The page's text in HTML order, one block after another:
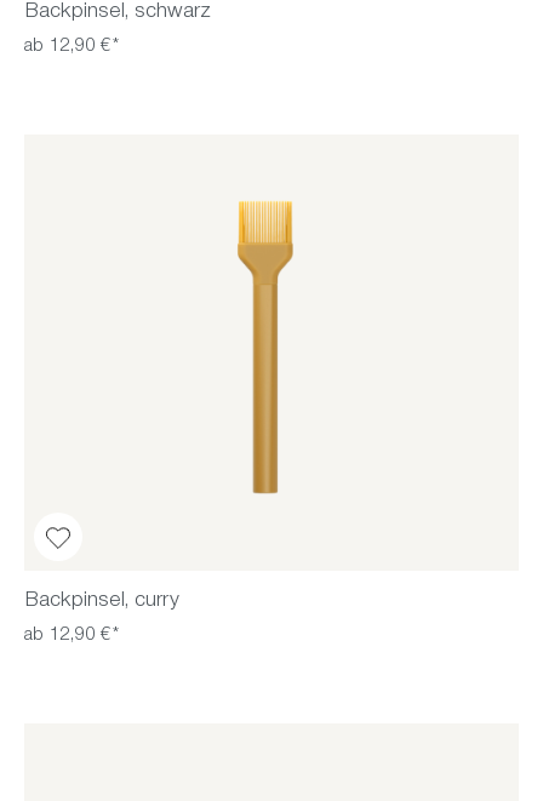
Backpinsel, schwarz
ab 12,90 €*
Backpinsel, curry
ab 12,90 €*